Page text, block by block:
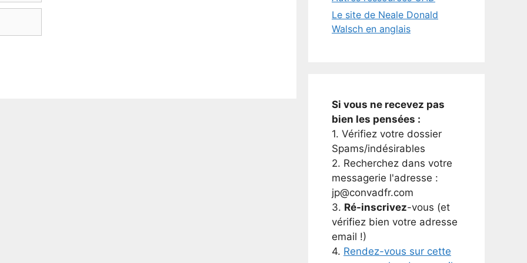
Le site de Neale Donald
Walsch en anglais
Si vous ne recevez pas
bien les pensées :
1. Vérifiez votre dossier
Spams/indésirables
2. Recherchez dans votre
messagerie l'adresse :
jp@convadfr.com
3. Ré-inscrivez-vous (et
vérifiez bien votre adresse
email !)
4. Rendez-vous sur cette